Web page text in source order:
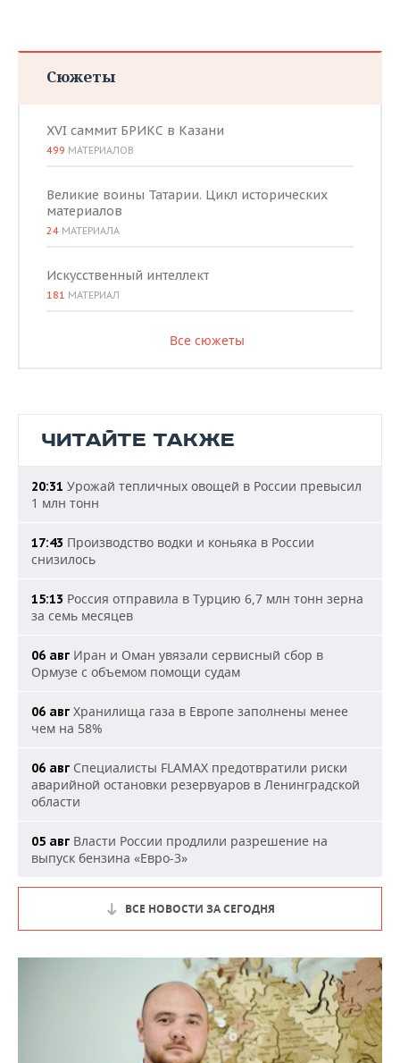
Сюжеты
XVI саммит БРИКС в Казани
499 МАТЕРИАЛОВ
Великие воины Татарии. Цикл исторических
материалов
24 МАТЕРИАЛА
Искусственный интеллект
181 МАТЕРИАЛ
Все сюжеты
ЧИТАЙТЕ ТАКЖЕ
20:31 Урожай тепличных овощей в России превысил
1 млн тонн
17:43 Производство водки и коньяка в России
снизилось
15:13 Россия отправила в Турцию 6,7 млн тонн зерна
за семь месяцев
06 авг Иран и Оман увязали сервисный сбор в
Ормузе с объемом помощи судам
06 авг Хранилища газа в Европе заполнены менее
чем на 58%
06 авг Специалисты FLAMAX предотвратили риски
аварийной остановки резервуаров в Ленинградской
области
05 авг Власти России продлили разрешение на
выпуск бензина «Евро-3»
ВСЕ НОВОСТИ ЗА СЕГОДНЯ